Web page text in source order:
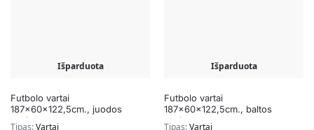
Išparduota
Futbolo vartai
187x60x122,5cm., juodos
spalvos
Tipas:Vartai
Išparduota
Futbolo vartai
187x60x122,5cm., baltos
spalvos
Tipas:Vartai